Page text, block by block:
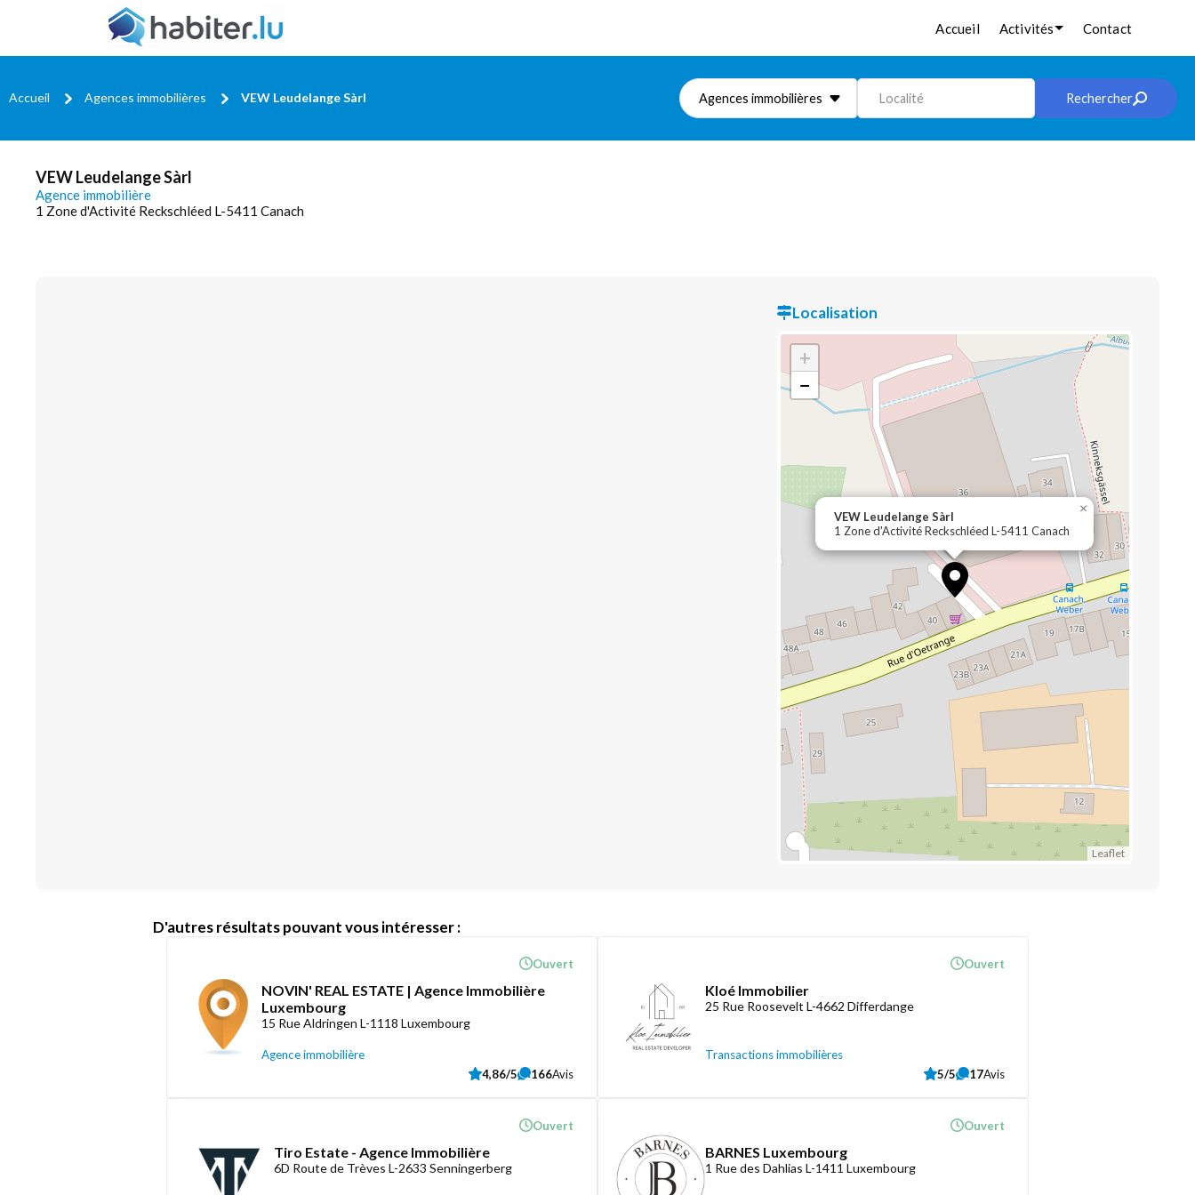
Accueil Activités Contact
Accueil Agences immobilières VEW Leudelange Sàrl Agences immobilières Localité Rechercher
VEW Leudelange Sàrl
Agence immobilière
1 Zone d'Activité Reckschléed L-5411 Canach
Localisation
VEW Leudelange Sàrl
1 Zone d'Activité Reckschléed L-5411 Canach
×
+
−
Leaflet
D'autres résultats pouvant vous intéresser :
NOVIN' REAL ESTATE | Agence Immobilière
Luxembourg
15 Rue Aldringen L-1118 Luxembourg
Agence immobilière
Ouvert
4,86/5 166Avis
Kloé Immobilier
25 Rue Roosevelt L-4662 Differdange
Transactions immobilières
Ouvert
5/5 17Avis
Tiro Estate - Agence Immobilière
6D Route de Trèves L-2633 Senningerberg
Ouvert
BARNES Luxembourg
1 Rue des Dahlias L-1411 Luxembourg
Ouvert